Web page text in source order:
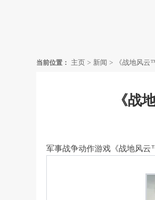
当前位置： 主页 > 新闻 > 《战地风云
《战
军事战争动作游戏《战地风云